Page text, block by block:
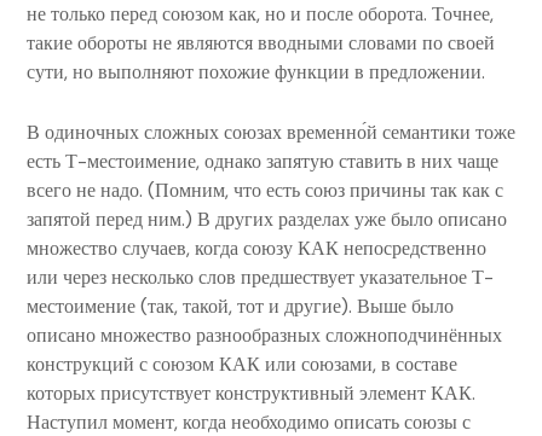
не только перед союзом как, но и после оборота. Точнее,
такие обороты не являются вводными словами по своей
сути, но выполняют похожие функции в предложении.
В одиночных сложных союзах временно́й семантики тоже
есть Т-местоимение, однако запятую ставить в них чаще
всего не надо. (Помним, что есть союз причины так как с
запятой перед ним.) В других разделах уже было описано
множество случаев, когда союзу КАК непосредственно
или через несколько слов предшествует указательное Т-
местоимение (так, такой, тот и другие). Выше было
описано множество разнообразных сложноподчинённых
конструкций с союзом КАК или союзами, в составе
которых присутствует конструктивный элемент КАК.
Наступил момент, когда необходимо описать союзы с